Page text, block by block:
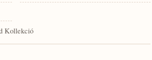
Kollekció